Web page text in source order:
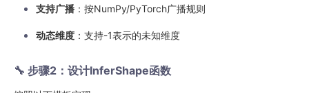
支持广播 ：按NumPy/PyTorch广播规则
动态维度 ：支持-1表示的未知维度
🔧 步骤2：设计InferShape函数